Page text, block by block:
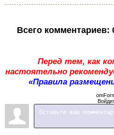
Всего комментариев:
Перед тем, как
настоятельно
«Правила